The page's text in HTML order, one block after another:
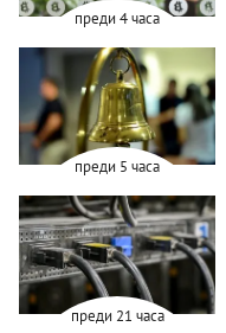
преди 4 часа
преди 5 часа
преди 21 часа